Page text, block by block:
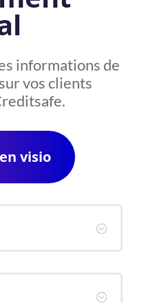
informations de
vos clients
visio
;
;